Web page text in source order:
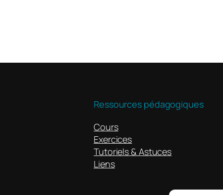
Ressources pédagogiques
Cours
Exercices
Tutoriels & Astuces
Liens